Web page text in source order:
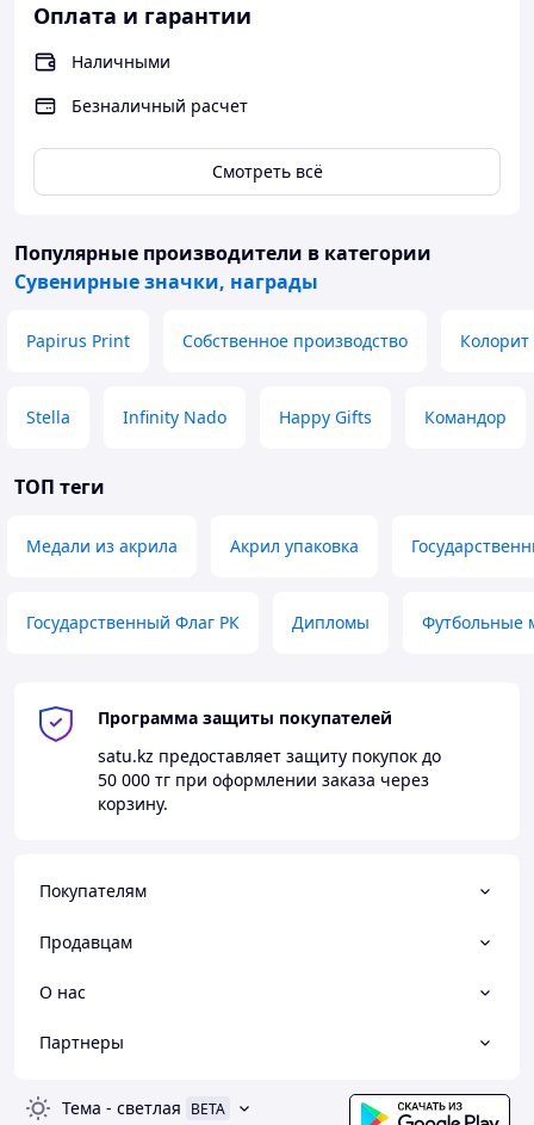
металлические
Нанесение
стикер,
объемный
стикер с
заливкой,
Нанесение выполняется
различными способами.
стикер с полимерной заливкой,
Изготовление
медалей на
заказ по
индивидуальном
у дизайну
Металлические медали с
гравировкой
Оплата и гарантии
Наличными
Безналичный расчет
Смотреть всё
Популярные производители в категории
Сувенирные значки, награды
Papirus Print Собственное производство Колорит
Stella Infinity Nado Happy Gifts Командор
ТОП теги
Медали из акрила Акрил упаковка
Государственный Флаг РК Дипломы Футбольные
Программа защиты покупателей
satu.kz предоставляет защиту покупок до
50 000 тг при оформлении заказа через
корзину.
Покупателям
Продавцам
О нас
Партнеры
Тема - светлая BETA